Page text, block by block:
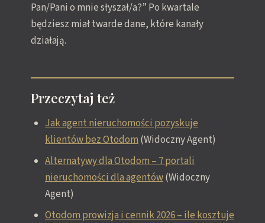
Pan/Pani o mnie słyszał/a?” Po kwartale
będziesz miał twarde dane, które kanały
działają.
Przeczytaj też
Jak agent nieruchomości pozyskuje
klientów bez Otodom(Widoczny Agent)
Alternatywy dla Otodom – 7 portali
nieruchomości dla agentów(Widoczny
Agent)
Otodom prowizja i cennik 2026 – ile kosztuje